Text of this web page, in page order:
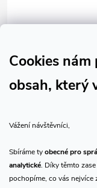
Cookies
obsah, který
Vážení návštěvníci,
Sbíráme tyobecné pro
analytické. Díky těmto
pochopíme, co vás nejvíce
Přijímáme